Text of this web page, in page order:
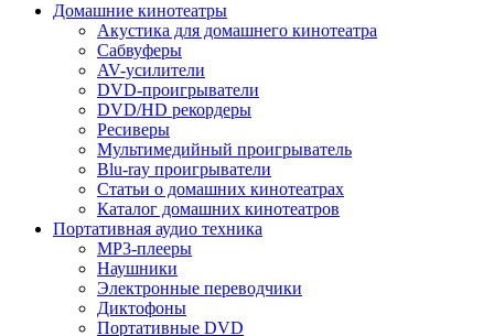
Домашние кинотеатры
Акустика для домашнего кинотеатра
Сабвуферы
AV-усилители
DVD-проигрыватели
DVD/HD рекордеры
Ресиверы
Мультимедийный проигрыватель
Blu-ray проигрыватели
Статьи о домашних кинотеатрах
Каталог домашних кинотеатров
Портативная аудио техника
MP3-плееры
Наушники
Электронные переводчики
Диктофоны
Портативные DVD